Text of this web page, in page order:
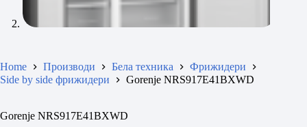
Home Производи Бела техника
Фрижидери
Side by side фрижидери
Gorenje NRS917E41BXWD
Gorenje NRS917E41BXWD